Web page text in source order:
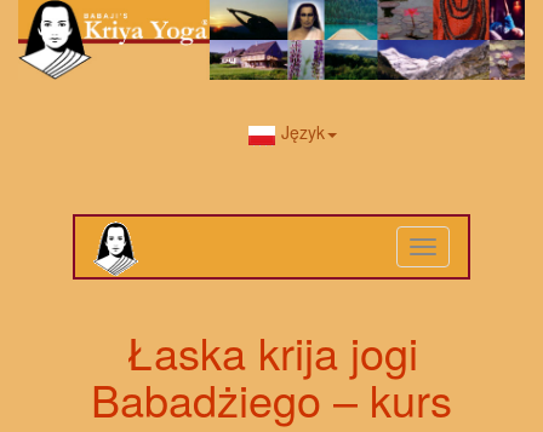
Język
Toggle
navigation
Łaska krija jogi
Babadżiego – kurs